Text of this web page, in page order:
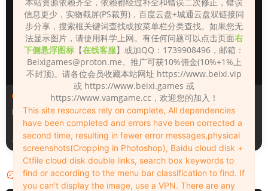
人物（Looks）
Monica_2_2_2
2天前
人物（Looks）
Lizhen2025
2天前
评论 0
信息更少，实物截屏(PS裁剪)，百度云盘+城通云盘双链接同
步分享，搜索框关键词查找或按菜单栏分类查找。如果您无
法显示图片，请使用科学上网。有任何问题可以点击页面右
下侧悬浮图标 【在线客服】或加QQ：1739908496，邮箱：
Beixigames@proton.me。推广可获10%佣金(10%+1%上
不封顶)。请各位会员收藏本站网址 https://www.beixi.vip
或 https://www.beixi.games 或
https://www.vamgame.cc，欢迎您的加入！
This site resources rely on complete, All dependencies
have been completed and errors have been corrected a
second time, resulting in fewer error messages,physical
screenshots(Cropping in Photoshop), Baidu cloud disk +
Ctfile cloud disk double links, search box keywords to
find or according to the menu bar classification to find. If
you can't display the image, use a VPN. There are any